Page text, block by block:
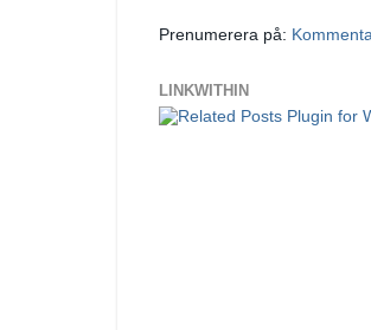
Prenumerera på:
LINKWITHIN